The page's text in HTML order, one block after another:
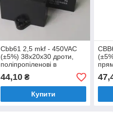
Cbb61 2,5 mkf - 450VAC
(±5%) 38x20x30 дроти,
поліпропіленові в
прямокутному корпусі
44,10₴
Купити